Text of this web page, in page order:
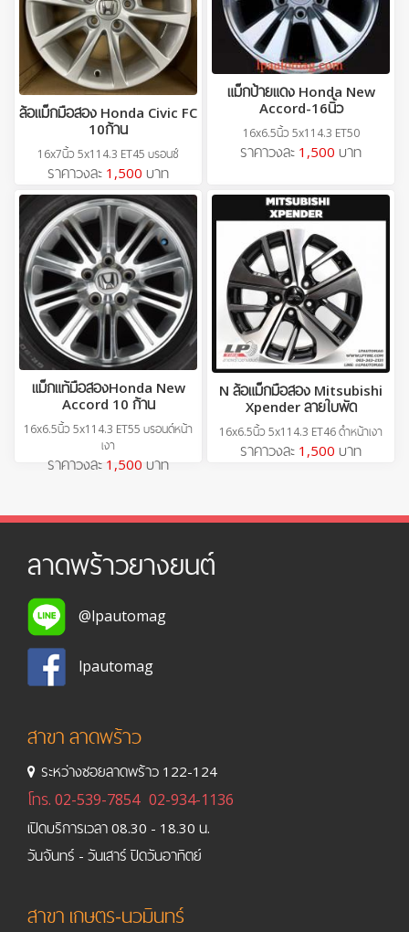
ล้อแม็กมือสอง Honda Civic FC
10ก้าน
16x7นิ้ว 5x114.3 ET45 บรอนซ์
ราคาวงละ 1,500 บาท
แม็กป้ายแดง Honda New
Accord-16นิ้ว
16x6.5นิ้ว 5x114.3 ET50
ราคาวงละ 1,500 บาท
แม็กแท้มือสองHonda New
Accord 10 ก้าน
16x6.5นิ้ว 5x114.3 ET55 บรอนด์หน้า
เงา
ราคาวงละ 1,500 บาท
N ล้อแม็กมือสอง Mitsubishi
Xpender ลายใบพัด
16x6.5นิ้ว 5x114.3 ET46 ดำหน้าเงา
ราคาวงละ 1,500 บาท
ลาดพร้าวยางยนต์
@lpautomag
lpautomag
สาขา ลาดพร้าว
ระหว่างซอยลาดพร้าว 122-124
โทร. 02-539-7854 02-934-1136
เปิดบริการเวลา 08.30 - 18.30 น.
วันจันทร์ - วันเสาร์ ปิดวันอาทิตย์
สาขา เกษตร-นวมินทร์